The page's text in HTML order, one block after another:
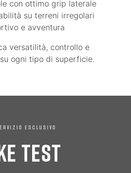
con ottimo grip laterale
su terreni irregolari
e avventura
versatilità, controllo e
ogni tipo di superficie.
ESCLUSIVO
TEST